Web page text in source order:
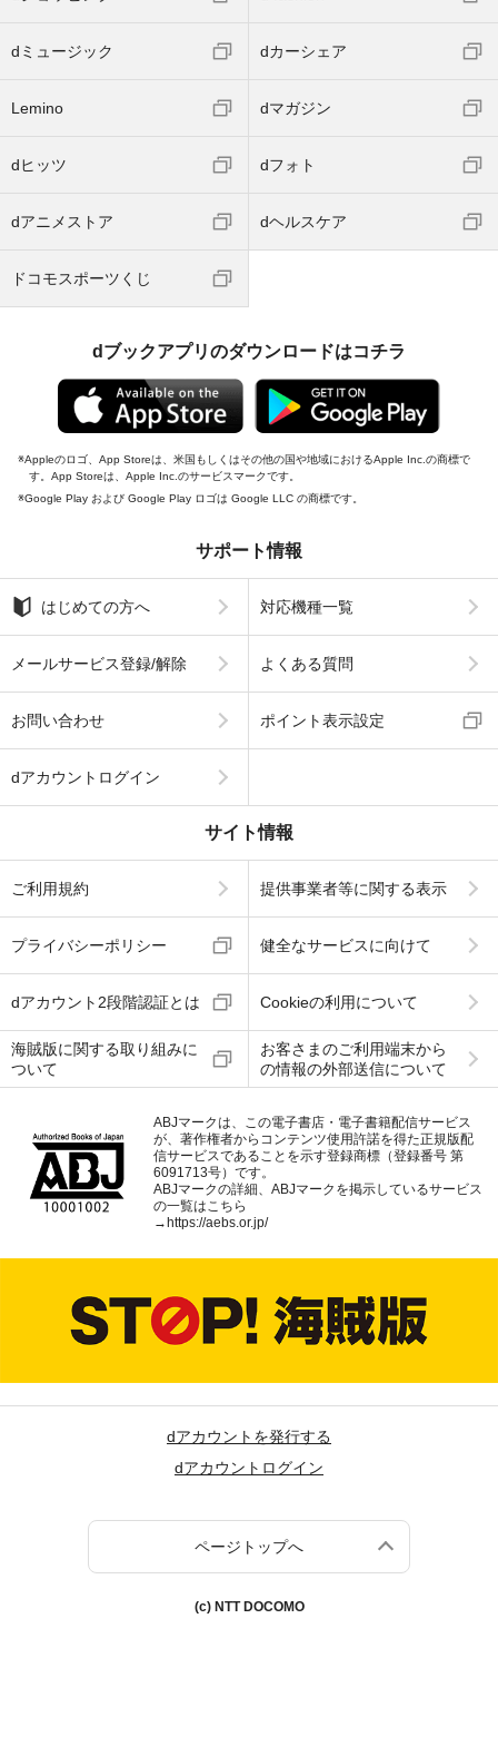
dミュージック dカーシェア
Lemino dマガジン
dヒッツ dフォト
dアニメストア dヘルスケア
ドコモスポーツくじ
dブックアプリのダウンロードはコチラ
Appleのロゴ、App Storeは、米国もしくはその他の国や地域におけるApple Inc.の商標で
す。App Storeは、Apple Inc.のサービスマークです。
Google Play および Google Play ロゴは Google LLC の商標です。
サポート情報
はじめての方へ 対応機種一覧
メールサービス登録/解除 よくある質問
お問い合わせ ポイント表示設定
dアカウントログイン
サイト情報
ご利用規約 提供事業者等に関する表示
プライバシーポリシー 健全なサービスに向けて
dアカウント2段階認証とは Cookieの利用について
海賊版に関する取り組みに
ついて
お客さまのご利用端末から
の情報の外部送信について
ABJマークは、この電子書店・電子書籍配信サービス
が、著作権者からコンテンツ使用許諾を得た正規版配
信サービスであることを示す登録商標（登録番号 第
6091713号）です。
ABJマークの詳細、ABJマークを掲示しているサービス
の一覧はこちら
→https://aebs.or.jp/
dアカウントを発行する
dアカウントログイン
ページトップへ
(c) NTT DOCOMO